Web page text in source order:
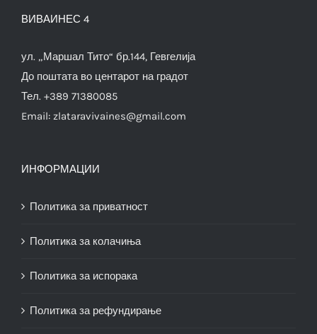
ВИВАИНЕС 4
ул. „Маршал Тито“ бр.144, Гевгелија
До поштата во центарот на градот
Тел. +389 71380085
Email: zlataravivaines@gmail.com
ИНФОРМАЦИИ
Политика за приватност
Политика за колачиња
Политика за испорака
Политика за рефундирање